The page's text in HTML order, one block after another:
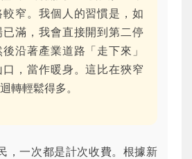
窄。我個人的習慣是，如
滿，我會直接開到第二停
沿著產業道路「走下來」
，當作暖身。這比在狹窄
轉輕鬆得多。
，一次都是計次收費。根據新